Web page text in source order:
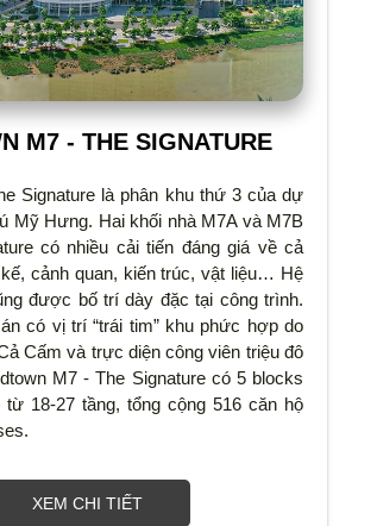
M7 - THE SIGNATURE
Signature là phân khu thứ 3 của dự
Mỹ Hưng. Hai khối nhà M7A và M7B
có nhiều cải tiến đáng giá về cả
cảnh quan, kiến trúc, vật liệu… Hệ
được bố trí dày đặc tại công trình.
có vị trí “trái tim” khu phức hợp do
Cấm và trực diện công viên triệu đô
M7 - The Signature có 5 blocks
từ 18-27 tầng, tổng cộng 516 căn hộ
XEM CHI TIẾT